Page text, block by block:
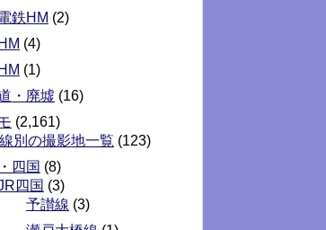
鉄HM (2)
(4)
(1)
・廃墟 (16)
(2,161)
別の撮影地一覧 (123)
四国 (8)
四国 (3)
予讃線 (3)